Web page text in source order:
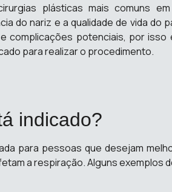
plásticas mais comuns
do nariz e a qualidade de vida do
complicações potenciais, por
para realizar o procedimento.
indicado?
para pessoas que desejam
a respiração. Alguns exemplos